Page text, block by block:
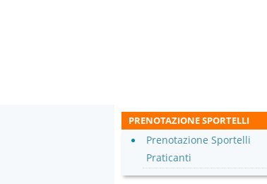
PRENOTAZIONE SPORTELLI
Prenotazione Sportelli
Praticanti